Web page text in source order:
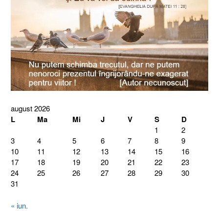
august 2026
L Ma Mi J V S D
1
2
3
4 5 6 7 8
9
10
11 12 13 14 15
16
17
18 19 20 21 22
23
24
25 26 27 28 29
30
31
« iun.